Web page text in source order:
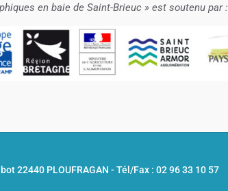
en baie de Saint-Brieuc » est soutenu par :
22440 PLOUFRAGAN -Tél/Fax : 02 96 33 10 57